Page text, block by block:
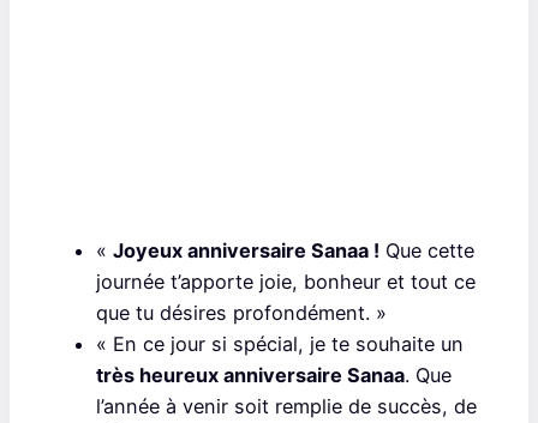
« Joyeux anniversaire Sanaa ! Que cette
journée t’apporte joie, bonheur et tout ce
que tu désires profondément. »
« En ce jour si spécial, je te souhaite un
très heureux anniversaire Sanaa. Que
l’année à venir soit remplie de succès, de